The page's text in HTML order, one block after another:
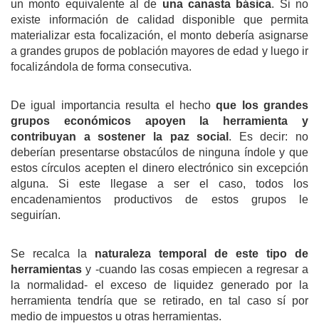
un monto equivalente al de una canasta básica. Si no
existe información de calidad disponible que permita
materializar esta focalización, el monto debería asignarse
a grandes grupos de población mayores de edad y luego ir
focalizándola de forma consecutiva.
De igual importancia resulta el hechoque los grandes
grupos económicosapoyen la herramienta y
contribuyan asostener la paz social . Es decir: no
deberían presentarse obstacúlos de ninguna índole y que
estos círculos acepten el dinero electrónico sin excepción
alguna. Si este llegase a ser el caso, todos los
encadenamientos productivos de estos grupos le
seguirían.
Se recalca la naturaleza temporal de este tipo de
herramientas y -cuando las cosas empiecen a regresar a
la normalidad- el exceso de liquidez generado por la
herramienta tendría que se retirado, en tal caso sí por
medio de impuestos u otras herramientas.